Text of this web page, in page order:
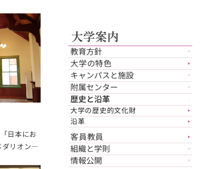
日本にお
ダリオン―
大学案内
教育方針 ▼
大学の特色 ▶︎
キャンパスと施設 ▼
附属センター ▼
歴史と沿革
大学の歴史的文化財 ▶︎
沿革 ▶︎
客員教員 ▶︎
組織と学則 ▼
情報公開 ▼